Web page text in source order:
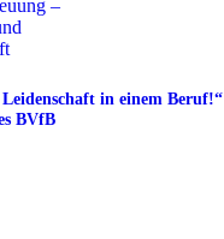
in einem Beruf!“
BVfB